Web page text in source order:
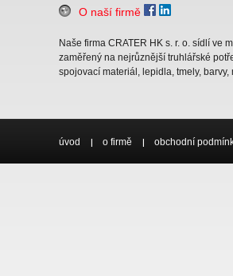
O naší firmě
Naše firma CRATER HK s. r. o. sídlí ve
zaměřený na nejrůznější truhlářské
spojovací materiál, lepidla, tmely,
úvod o firmě obchodní